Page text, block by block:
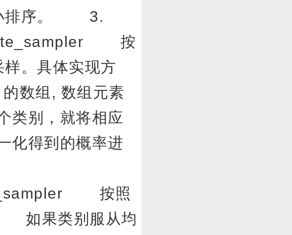
小排序。 3.
按
。具体实现方
数组, 数组元素
类别，就将相应
化得到的概率进
按照
如果类别服从均